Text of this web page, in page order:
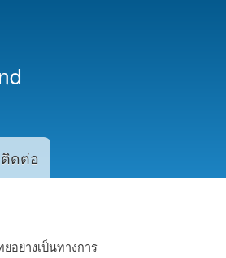
ก
ติดต่อ
อย่างเป็นทางการ